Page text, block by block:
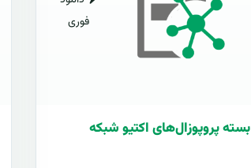
فوری
بسته پروپوزال‌های اکتیو شبکه